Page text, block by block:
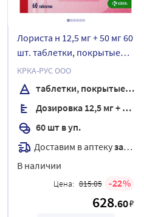
Лориста н 12,5 мг + 50 мг 60
шт. таблетки, покрытые
пленочной оболочкой
КРКА-РУС ООО
таблетки, покрытые пленочной оболочкой
Дозировка 12,5 мг + 50 мг
60 шт в уп.
Доставим в аптекузавтра
В наличии
Цена: 815.05 22
628.60₽